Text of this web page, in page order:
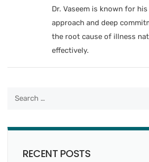
Dr. Vaseem is known for
approach and deep
the root cause of illness
effectively.
RECENT POSTS